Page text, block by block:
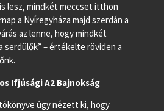
lesz, mindkét meccset itthon
a Nyíregyháza majd szerdán a
az lenne, hogy mindkét
serdülők” – értékelte röviden a
Ifjúsági A2 Bajnokság
úgy nézett ki, hogy